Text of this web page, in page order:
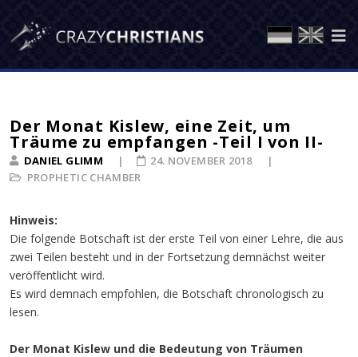
Der Monat Kislew, eine Zeit, um
Träume zu empfangen -Teil I von II-
DANIEL GLIMM
PROPHETIC CHAMBER
24. NOVEMBER 2018
Hinweis:
Die folgende Botschaft ist der erste Teil von einer Lehre, die aus
zwei Teilen besteht und in der Fortsetzung demnächst weiter
veröffentlicht wird.
Es wird demnach empfohlen, die Botschaft chronologisch zu
lesen.
Der Monat Kislew und die Bedeutung von Träumen